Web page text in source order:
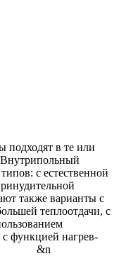
подходят в те или
с естественной
также варианты с
теплоотдачи, с
функцией нагрев-
&n